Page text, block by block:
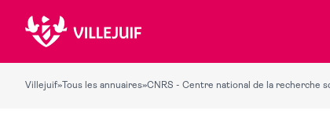
Villejuif» Tous les annuaires»CNRS - Centre national de la recherche